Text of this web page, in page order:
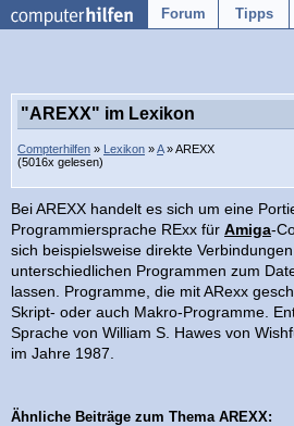
Forum Tipps
"AREXX" im Lexikon
Compterhilfen » Lexikon »A» AREXX
(5016x gelesen)
Bei AREXX handelt es sich um eine
Programmiersprache RExx für Amiga-
sich beispielsweise direkte
unterschiedlichen Programmen zum
lassen. Programme, die mit ARexx
Skript- oder auch Makro-Programme.
Sprache von William S. Hawes von
im Jahre 1987.
Ähnliche Beiträge zum Thema AREXX: